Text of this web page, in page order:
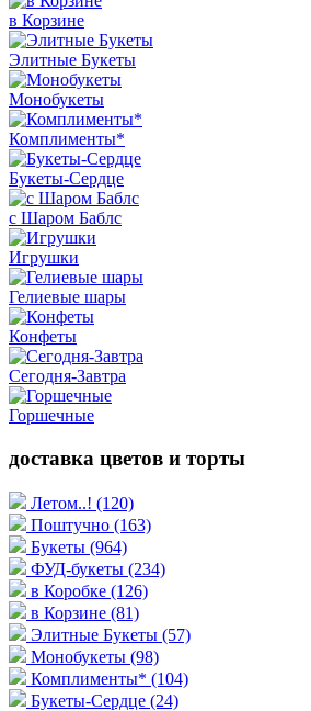
в Корзине
Элитные Букеты
Монобукеты
Комплименты*
Букеты-Сердце
с Шаром Баблс
Игрушки
Гелиевые шары
Конфеты
Сегодня-Завтра
Горшечные
доставка цветов и торты
Летом..! (120)
Поштучно (163)
Букеты (964)
ФУД-букеты (234)
в Коробке (126)
в Корзине (81)
Элитные Букеты (57)
Монобукеты (98)
Комплименты* (104)
Букеты-Сердце (24)